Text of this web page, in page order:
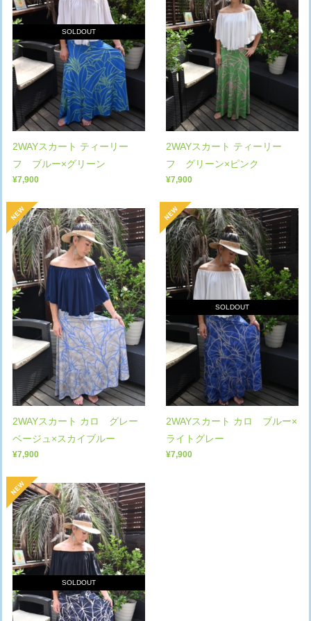
SOLDOUT
2WAYスカート ティーリー
フ ブルー×グリーン
¥7,900
2WAYスカート ティーリー
フ グリーン×ピンク
¥7,900
2WAYスカート カロ グレー
ベージュ×スカイブルー
¥7,900
SOLDOUT
2WAYスカート カロ ブルー×
ライトグレー
¥7,900
SOLDOUT